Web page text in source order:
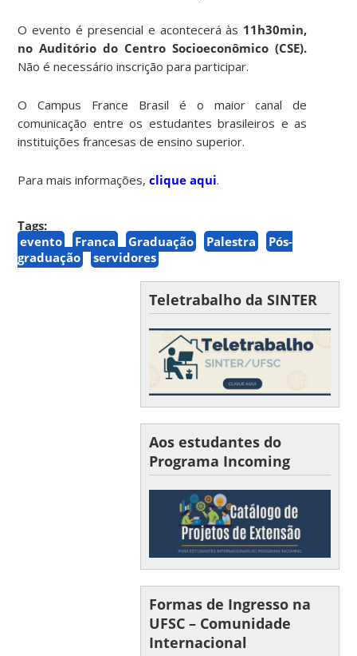
O evento é presencial e acontecerá às 11h30min,
no Auditório do Centro Socioeconômico (CSE).
Não é necessário inscrição para participar.
O Campus France Brasil é o maior canal de
comunicação entre os estudantes brasileiros e as
instituições francesas de ensino superior.
Para mais informações,clique aqui.
Tags:
evento
França Graduação Palestra
Pós-
graduação
servidores
Teletrabalho da SINTER
Aos estudantes do
Programa Incoming
Formas de Ingresso na
UFSC – Comunidade
Internacional